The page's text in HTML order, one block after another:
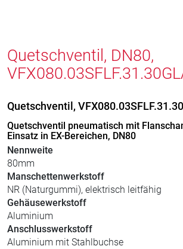
Quetschventil, DN80,
Quetschventil,
Quetschventil pneumatisch mit
Einsatz in EX-Bereichen, DN80
Nennweite
80mm
Manschettenwerkstoff
NR (Naturgummi), elektrisch leitfähig
Gehäusewerkstoff
Aluminium
Anschlusswerkstoff
Aluminium mit Stahlbuchse